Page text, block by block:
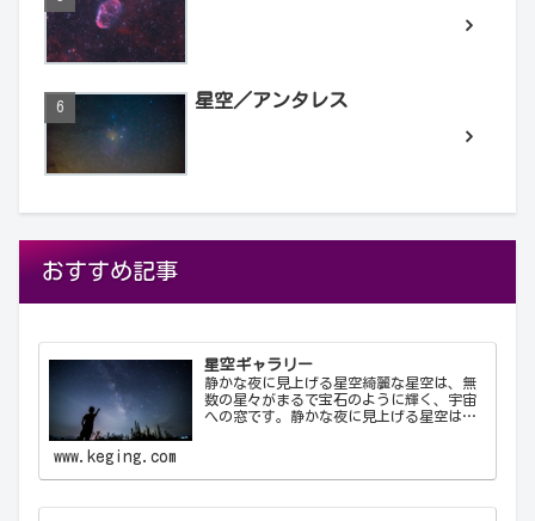
星空／アンタレス
おすすめ記事
星空ギャラリー
静かな夜に見上げる星空綺麗な星空は、無
数の星々がまるで宝石のように輝く、宇宙
への窓です。静かな夜に見上げる星空は、
さと神秘を感…
www.keging.com